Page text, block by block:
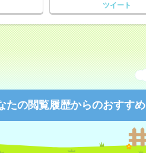
ツイート
たの閲覧履歴からのおすすめ